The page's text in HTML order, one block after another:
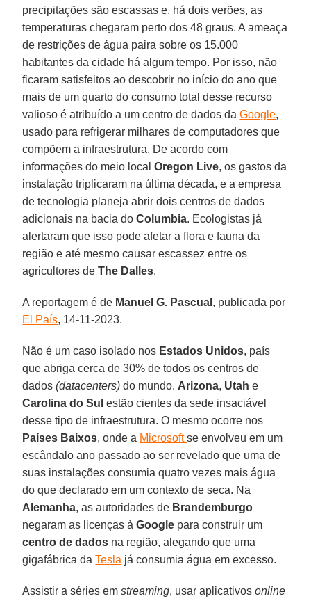
precipitações são escassas e, há dois verões, as
temperaturas chegaram perto dos 48 graus. A ameaça
de restrições de água paira sobre os 15.000
habitantes da cidade há algum tempo. Por isso, não
ficaram satisfeitos ao descobrir no início do ano que
mais de um quarto do consumo total desse recurso
valioso é atribuído a um centro de dados daGoogle,
usado para refrigerar milhares de computadores que
compõem a infraestrutura. De acordo com
informações do meio localOregon Live, os gastos da
instalação triplicaram na última década, e a empresa
de tecnologia planeja abrir dois centros de dados
adicionais na bacia doColumbia. Ecologistas já
alertaram que isso pode afetar a flora e fauna da
região e até mesmo causar escassez entre os
agricultores deThe Dalles.
A reportagem é de Manuel G. Pascual , publicada por
El País, 14-11-2023.
Não é um caso isolado nos Estados Unidos, país
que abriga cerca de 30% de todos os centros de
dados(datacenters) do mundo. Arizona, Utah e
Carolina do Sul estão cientes da sede insaciável
desse tipo de infraestrutura. O mesmo ocorre nos
Países Baixos, onde a Microsoftse envolveu em um
escândalo ano passado ao ser revelado que uma de
suas instalações consumia quatro vezes mais água
do que declarado em um contexto de seca. Na
Alemanha, as autoridades de Brandemburgo
negaram as licenças àGoogle para construir um
centro de dados na região, alegando que uma
gigafábrica daTesla já consumia água em excesso.
Assistir a séries emstreaming, usar aplicativosonline